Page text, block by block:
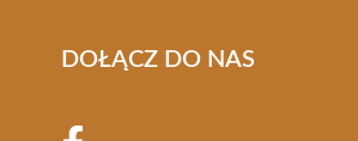
DOŁĄCZ DO NAS